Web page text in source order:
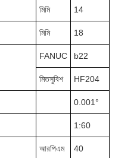
মিমি 14
মিমি 18
FANUC b22
মিতসুবিশ HF204
0.001°
1:60
আরপিএম 40